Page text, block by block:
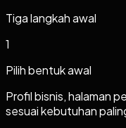
Tiga langkah awal
1
Pilih bentuk awal
Profil bisnis, halaman
sesuai kebutuhan